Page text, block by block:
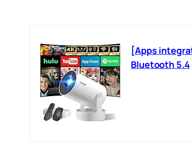
[Apps
Bluetooth 5.4